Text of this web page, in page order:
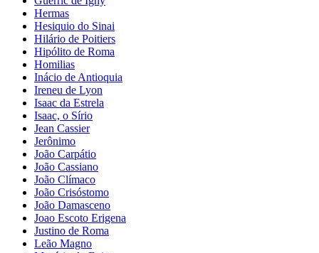
Hermas
Hesiquio do Sinai
Hilário de Poitiers
Hipólito de Roma
Homilias
Inácio de Antioquia
Ireneu de Lyon
Isaac da Estrela
Isaac, o Sírio
Jean Cassier
Jerônimo
João Carpátio
João Cassiano
João Clímaco
João Crisóstomo
João Damasceno
Joao Escoto Erigena
Justino de Roma
Leão Magno